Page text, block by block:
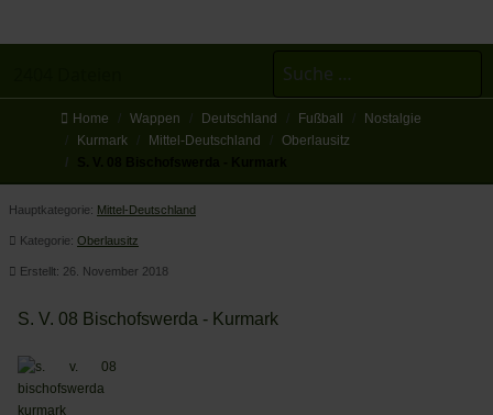
Home Wappen Deutschland Fußball
Nostalgie
Kurmark
Mittel-Deutschland
Oberlausitz
Hauptkategorie: Mittel-Deutschland
Kategorie: Oberlausitz
Erstellt: 26. November 2018
S. V. 08 Bischofswerda - Kurmark